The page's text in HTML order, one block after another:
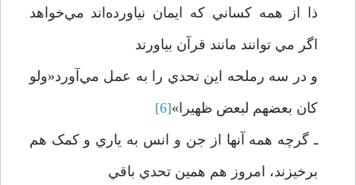
ذا از همه کساني که ايمان نياورده‌اند مي‌خواهد
اگر مي توانند مانند قرآن بياورند
و در سه رملحه اين تحدي را به عمل مي‌آورد«ولو
کان بعضهم لبعض ظهيرا»[6]
ـ گرچه همه آنها از جن و انس به ياري و کمک هم
برخيزند، امروز هم همين تحدي باقي